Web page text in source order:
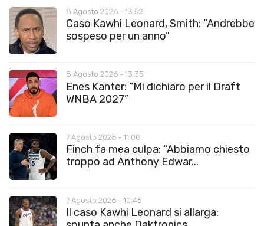
8 Agosto 2026 - 13:52
Caso Kawhi Leonard, Smith: “Andrebbe
sospeso per un anno”
8 Agosto 2026 - 13:35
Enes Kanter: “Mi dichiaro per il Draft
WNBA 2027”
7 Agosto 2026 - 11:00
Finch fa mea culpa: “Abbiamo chiesto
troppo ad Anthony Edwar...
7 Agosto 2026 - 10:45
Il caso Kawhi Leonard si allarga: